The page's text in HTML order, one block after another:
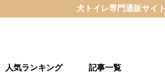
犬トイレ専門通販サイト
人気ランキング 記事一覧